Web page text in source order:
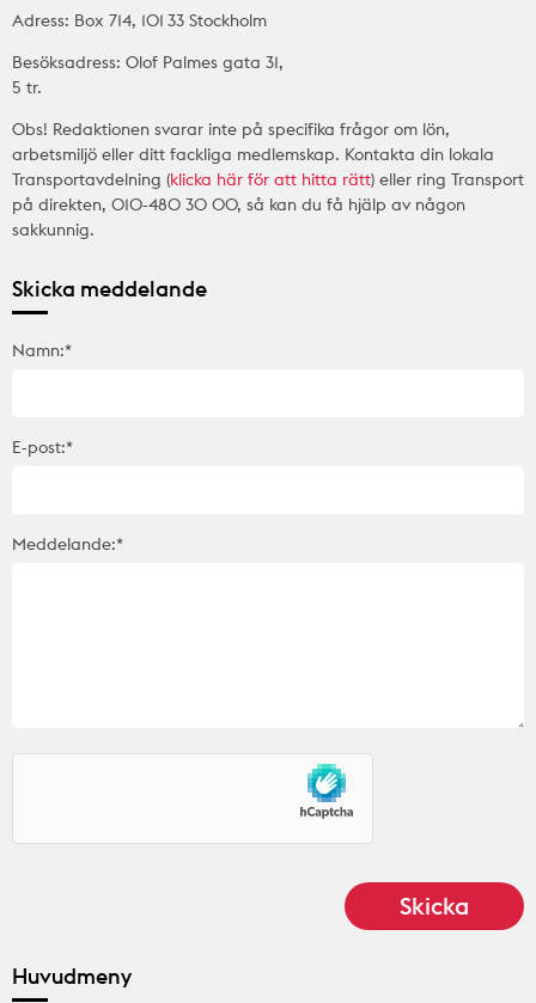
Adress: Box 714, 101 33 Stockholm
Besöksadress: Olof Palmes gata 31,
5 tr.
Obs! Redaktionen svarar inte på specifika frågor om lön,
arbetsmiljö eller ditt fackliga medlemskap. Kontakta din lokala
Transportavdelning (klicka här för att hitta rätt) eller ring Transport
på direkten, 010-480 30 00, så kan du få hjälp av någon
sakkunnig.
Skicka meddelande
Namn:*
E-post:*
Meddelande:*
Huvudmeny